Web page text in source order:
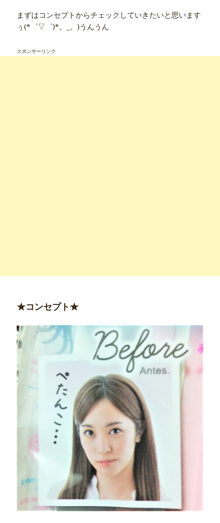
まずはコンセプトからチェックしていきたいと思います
ぅ(*゜▽゜)*。_。)うんうん
スポンサーリンク
★コンセプト★